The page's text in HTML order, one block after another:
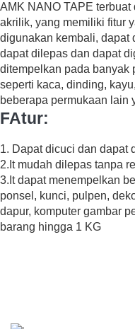
AMK NANO TAPE terbuat
akrilik, yang memiliki fitur
digunakan kembali, dapat
dapat dilepas dan dapat
ditempelkan pada banyak
seperti kaca, dinding,
beberapa permukaan lain
FAtur:
1. Dapat dicuci dan dapat
2.It mudah dilepas tanpa
3.It dapat menempelkan
ponsel, kunci, pulpen,
dapur, komputer gambar
barang hingga 1 KG